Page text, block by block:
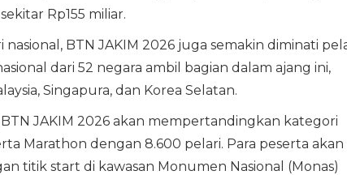
Rp155 miliar.
BTN JAKIM 2026 juga semakin diminati
dari 52 negara ambil bagian dalam ajang ini,
Singapura, dan Korea Selatan.
JAKIM 2026 akan mempertandingkan kategori
Marathon dengan 8.600 pelari. Para peserta akan
titik start di kawasan Monumen Nasional (Monas)